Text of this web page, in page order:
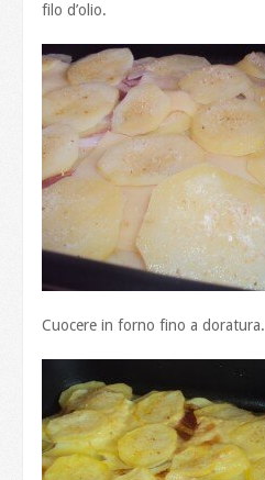
filo d’olio.
Cuocere in forno fino a doratura.